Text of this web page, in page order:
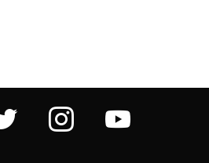
twitter instagram youtube